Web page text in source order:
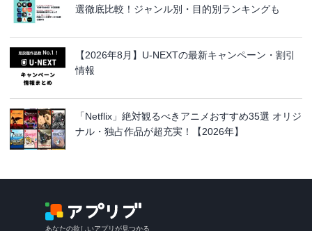
選徹底比較！ジャンル別・目的別ランキングも
【2026年8月】U-NEXTの最新キャンペーン・割引
情報
「Netflix」絶対観るべきアニメおすすめ35選 オリジ
ナル・独占作品が超充実！【2026年】
あなたの欲しいアプリが見つかる